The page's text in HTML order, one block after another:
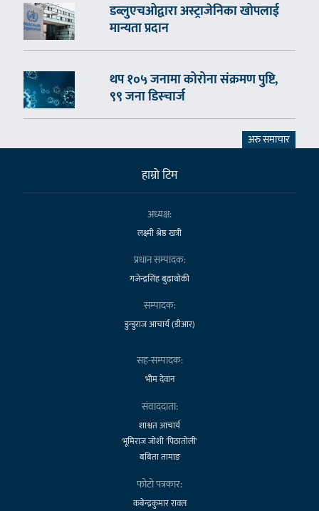
डब्लुएचओद्वारा अस्ट्राजेनिका खोपलाई
मान्यता प्रदान
थप १०५ जनामा कोरोना संक्रमण पुष्टि,
९९ जना डिस्चार्ज
अरु समाचार
हाम्राे टिम
अध्यक्ष:
लक्ष्मी श्रेष्ठ खत्री
प्रधान सम्पादक:
गजेन्द्रसिंह बुढाथोकी
सम्पादक:
डुन्डुराज आचार्य (डीआर)
सह-सम्पादक:
भीम देवान
संवाददाता:
शाश्वत आचार्य
भूमिराज जोशी 'पिठातोली'
बबिता तामाङ
फोटो पत्रकार:
कबेन्द्रकुमार रावल